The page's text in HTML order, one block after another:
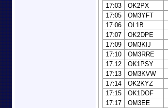
17:03
OK2PX
17:05
OM3YFT
17:06
OL1B
17:07
OK2DPE
17:09
OM3KIJ
17:10
OM3RRE
17:12
OK1PSY
17:13
OM3KVW
17:14
OK2KYZ
17:15
OK1DOF
17:17
OM3EE